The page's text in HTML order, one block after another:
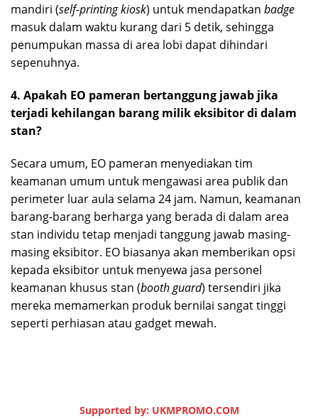
mandiri (self-printing kiosk) untuk mendapatkan badge
masuk dalam waktu kurang dari 5 detik, sehingga
penumpukan massa di area lobi dapat dihindari
sepenuhnya.
4. Apakah EO pameran bertanggung jawab jika
terjadi kehilangan barang milik eksibitor di dalam
stan?
Secara umum, EO pameran menyediakan tim
keamanan umum untuk mengawasi area publik dan
perimeter luar aula selama 24 jam. Namun, keamanan
barang-barang berharga yang berada di dalam area
stan individu tetap menjadi tanggung jawab masing-
masing eksibitor. EO biasanya akan memberikan opsi
kepada eksibitor untuk menyewa jasa personel
keamanan khusus stan (booth guard) tersendiri jika
mereka memamerkan produk bernilai sangat tinggi
seperti perhiasan atau gadget mewah.
Supported by: UKMPROMO.COM